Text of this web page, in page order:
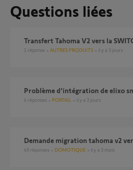
Questions liées
Transfert Tahoma V2 vers la
1 réponse AUTRES PRODUITS il y a 3 jours
Problème d'intégration de elixo
4 réponses PORTAIL il y a 3 jours
demande migration tahoma v2
49 réponses DOMOTIQUE il y a 3 mois